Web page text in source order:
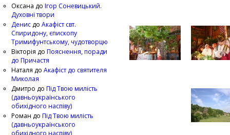
Оксана до Ігор Соневицький.
Духовні твори
Денис до Акафіст свт.
Спиридону, єпископу
Тримифунтському, чудотворцю
Вікторія до Пояснення, поради
до Причастя
Наталя до Акафіст до святителя
Миколая
Дмитро до Під Твою милість
(давньоукраїнського
обихідного наспіву)
Роман до Під Твою милість
(давньоукраїнського
обихідного наспіву)